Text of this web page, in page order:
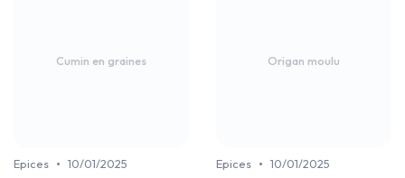
Cumin en graines
Epices • 10/01/2025
Origan moulu
Epices • 10/01/2025